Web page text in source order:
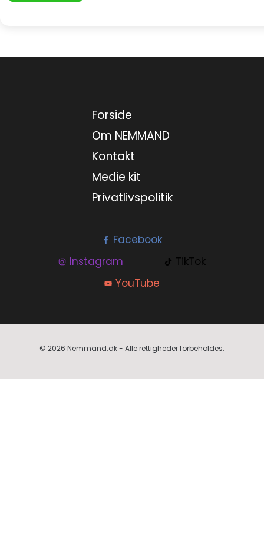
Forside
Om NEMMAND
Kontakt
Medie kit
Privatlivspolitik
Facebook
Instagram
TikTok
YouTube
© 2026 Nemmand.dk - Alle rettigheder forbeholdes.